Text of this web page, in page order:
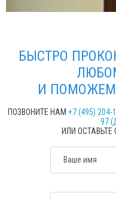
БЫСТРО
И ПОМОЖЕМ
ПОЗВОНИТЕ НАМ +7 (495) 204-
97
ИЛИ
Ваше имя